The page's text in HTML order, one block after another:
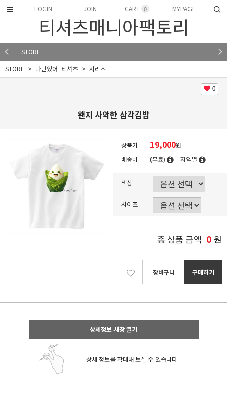
LOGIN JOIN CART 0 MYPAGE
티셔츠매니아팩토리
STORE
STORE
나만있어_티셔츠 시리즈
0
왠지 사악한 삼각김밥
상품가 19,000원
배송비
(무료) 지역별
색상
사이즈
총 상품 금액 0 원
장바구니 구매하기
상세정보 새창 열기
상세 정보를 확대해 보실 수 있습니다.